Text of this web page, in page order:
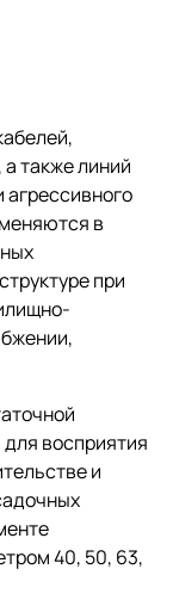
также линий
агрессивного
в
при
восприятия
и
40, 50, 63,